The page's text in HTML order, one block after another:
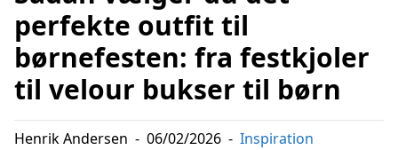
perfekte outfit til
børnefesten: fra festkjoler
til velour bukser til børn
Henrik Andersen - 06/02/2026 - Inspiration